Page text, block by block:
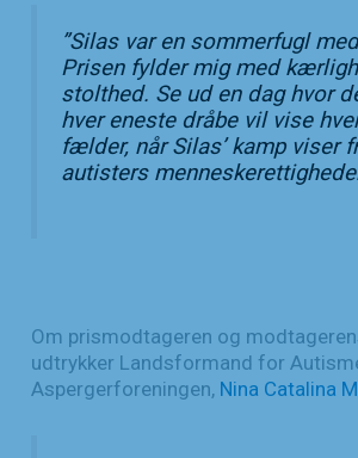
”Silas var en sommerfugl
Prisen fylder mig med
stolthed. Se ud en dag hvor
hver eneste dråbe vil vise
fælder, når Silas’ kamp viser
autisters
Om prismodtageren og
udtrykker Landsformand for
Aspergerforeningen, Nina Catalina